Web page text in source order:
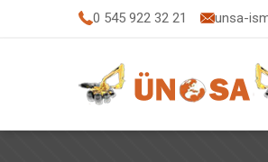
0 545 922 32 21 unsa-